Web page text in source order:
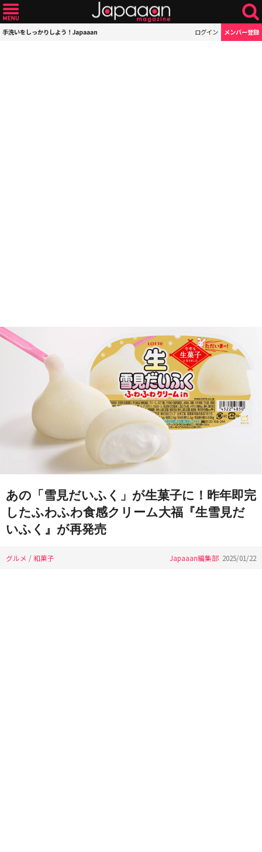
手洗いをしっかりしよう！Japaaan ログイン メンバー登録
あの「雪見だいふく」が生菓子に！昨年即完
したふわふわ食感クリーム大福『生雪見だ
いふく』が再発売
グルメ /和菓子 Japaaan編集部 2025/01/22